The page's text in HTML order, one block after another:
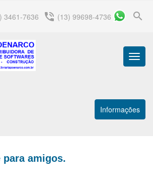
search
3461-7636 phone_in_talk (13) 99698-4736
Menu
Informações
amigos.